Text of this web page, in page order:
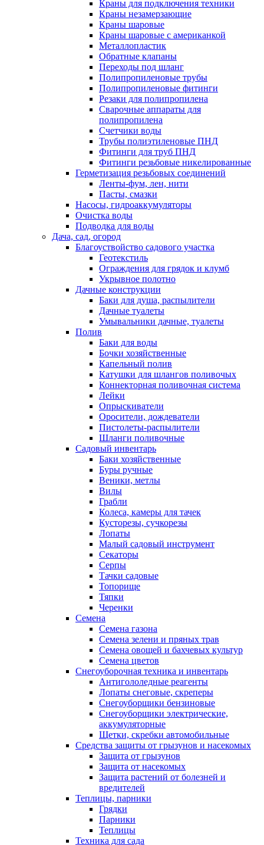
Краны для подключения техники
Краны незамерзающие
Краны шаровые
Краны шаровые с американкой
Металлопластик
Обратные клапаны
Переходы под шланг
Полипропиленовые трубы
Полипропиленовые фитинги
Резаки для полипропилена
Сварочные аппараты для
полипропилена
Счетчики воды
Трубы полиэтиленовые ПНД
Фитинги для труб ПНД
Фитинги резьбовые никелированные
Герметизация резьбовых соединений
Ленты-фум, лен, нити
Пасты, смазки
Насосы, гидроаккумуляторы
Очистка воды
Подводка для воды
Дача, сад, огород
Благоуствойство садового участка
Геотекстиль
Ограждения для грядок и клумб
Укрывное полотно
Дачные конструкции
Баки для душа, распылители
Дачные туалеты
Умывальники дачные, туалеты
Полив
Баки для воды
Бочки хозяйственные
Капельный полив
Катушки для шлангов поливочых
Коннекторная поливочная система
Лейки
Опрыскиватели
Оросители, дождеватели
Пистолеты-распылители
Шланги поливочные
Садовый инвентарь
Баки хозяйственные
Буры ручные
Веники, метлы
Вилы
Грабли
Колеса, камеры для тачек
Кусторезы, сучкорезы
Лопаты
Малый садовый инструмент
Секаторы
Серпы
Тачки садовые
Топорище
Тяпки
Черенки
Семена
Семена газона
Семена зелени и пряных трав
Семена овощей и бахчевых культур
Семена цветов
Снегоуборочная техника и инвентарь
Антигололедные реагенты
Лопаты снеговые, скреперы
Снегоуборщики бензиновые
Снегоуборщики электрические,
аккумуляторные
Щетки, скребки автомобильные
Средства защиты от грызунов и насекомых
Защита от грызунов
Защита от насекомых
Защита растений от болезней и
вредителей
Теплицы, парники
Грядки
Парники
Теплицы
Техника для сада